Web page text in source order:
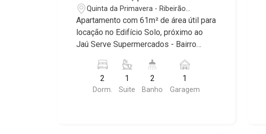
Serve Supermercados -
Ribeirão Preto/SP.
Quinta da Primavera - Ribeirão
Preto/SP
Apartamento com 61m² de área útil para
locação no Edifício Solo, próximo ao
Jaú Serve Supermercados - Bairro
Conheça as características deste
imóvel que a Martinelli Imobiliária
selecionou para você: - 61m² de área
2
Dorm.
1
Suite
2
Banho
1
Garagem